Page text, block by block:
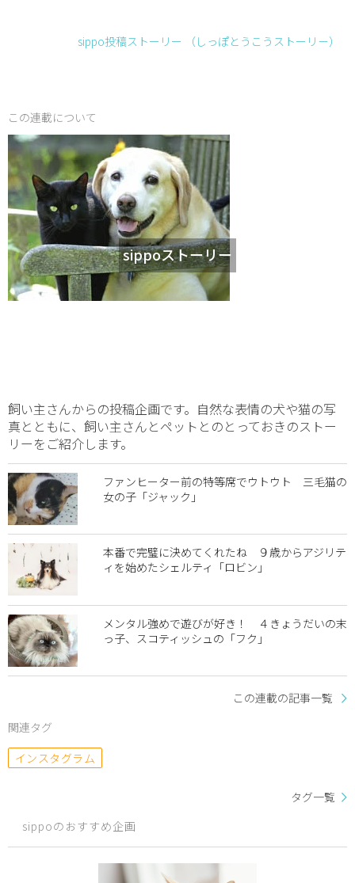
sippo投稿ストーリー （しっぽとうこうストーリ－）
この連載について
sippoストーリー
飼い主さんからの投稿企画です。自然な表情の犬や猫の写
真とともに、飼い主さんとペットとのとっておきのストー
リーをご紹介します。
ファンヒーター前の特等席でウトウト 三毛猫の
女の子「ジャック」
本番で完璧に決めてくれたね ９歳からアジリテ
ィを始めたシェルティ「ロビン」
メンタル強めで遊びが好き！ ４きょうだいの末
っ子、スコティッシュの「フク」
この連載の記事一覧
関連タグ
インスタグラム
タグ一覧
sippoのおすすめ企画